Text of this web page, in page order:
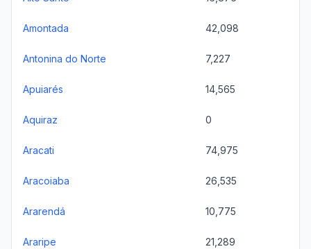
Amontada 42,098
Antonina do Norte 7,227
Apuiarés 14,565
Aquiraz 0
Aracati 74,975
Aracoiaba 26,535
Ararendá 10,775
Araripe 21,289